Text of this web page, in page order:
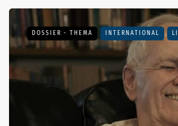
DOSSIER - THEMA INTERNATIONAL